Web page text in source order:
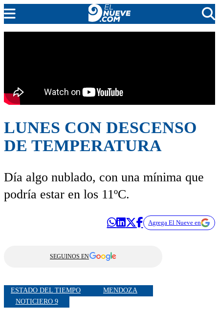
POLICIALES
EN VIVO
LUNES CON DESCENSO
DE TEMPERATURA
Día algo nublado, con una mínima que
podría estar en los 11ºC.
Agrega El Nueve en
SEGUINOS EN
ESTADO DEL TIEMPO
MENDOZA
NOTICIERO 9